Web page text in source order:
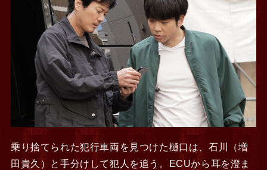
乗り捨てられた犯行車両を見つけた樋口は、石川（増
田貴久）と手分けして犯人を追う。ECUから耳を澄ま